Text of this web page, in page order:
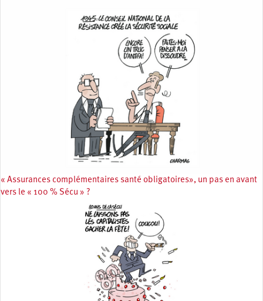
« Assurances complémentaires santé obligatoires», un pas en avant
vers le « 100 % Sécu » ?